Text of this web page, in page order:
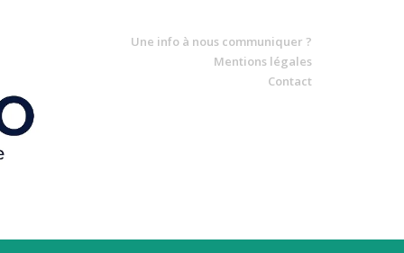
Une info à nous communiquer ?
Mentions légales
Contact